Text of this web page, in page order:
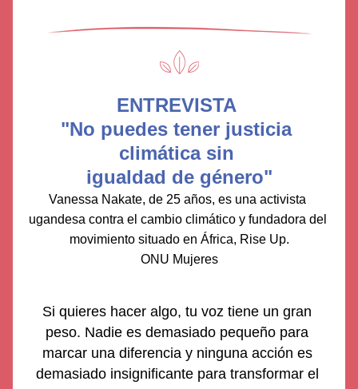
ENTREVISTA
"No puedes tener justicia
climática sin
igualdad de género"
Vanessa Nakate, de 25 años, es una activista
ugandesa contra el cambio climático y fundadora del
movimiento situado en África, Rise Up.
ONU Mujeres
Si quieres hacer algo, tu voz tiene un gran
peso. Nadie es demasiado pequeño para
marcar una diferencia y ninguna acción es
demasiado insignificante para transformar el